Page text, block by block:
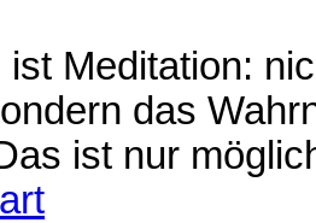
ist Meditation:
das
ist nur